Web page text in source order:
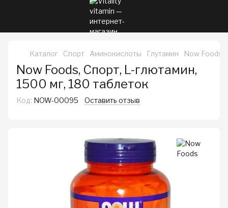
Каталог Спорт Аминокислоты Глутамин Now Foods,
Now Foods, Спорт, L-глютамин,
1500 мг, 180 таблеток
Код: NOW-00095 Оставить отзыв